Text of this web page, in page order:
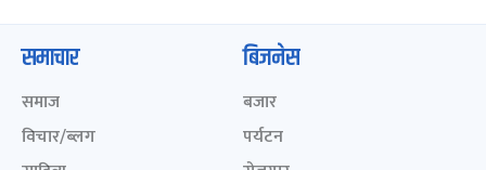
समाचार
समाज
विचार/ब्लग
बिजनेस
बजार
पर्यटन